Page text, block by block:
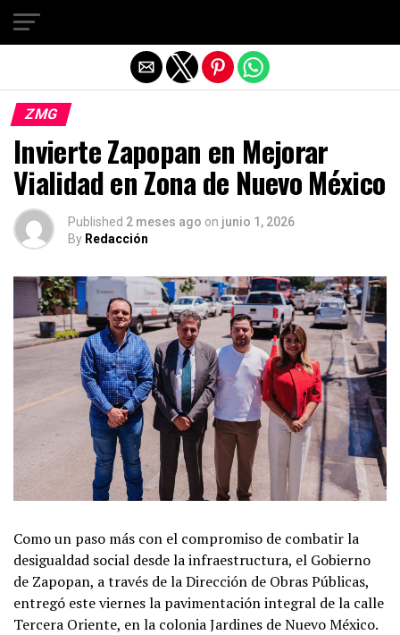
ZMG
Invierte Zapopan en Mejorar
Vialidad en Zona de Nuevo México
Published 2 meses ago on junio 1, 2026
By Redacción
Como un paso más con el compromiso de combatir la
desigualdad social desde la infraestructura, el Gobierno
de Zapopan, a través de la Dirección de Obras Públicas,
entregó este viernes la pavimentación integral de la calle
Tercera Oriente, en la colonia Jardines de Nuevo México.